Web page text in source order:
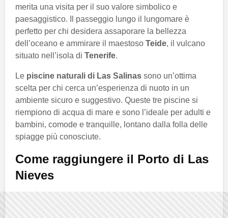
merita una visita per il suo valore simbolico e
paesaggistico. Il passeggio lungo il lungomare è
perfetto per chi desidera assaporare la bellezza
dell’oceano e ammirare il maestoso Teide, il vulcano
situato nell’isola di Tenerife.
Le piscine naturali di Las Salinas sono un’ottima
scelta per chi cerca un’esperienza di nuoto in un
ambiente sicuro e suggestivo. Queste tre piscine si
riempiono di acqua di mare e sono l’ideale per adulti e
bambini, comode e tranquille, lontano dalla folla delle
spiagge più conosciute.
Come raggiungere il Porto di Las
Nieves